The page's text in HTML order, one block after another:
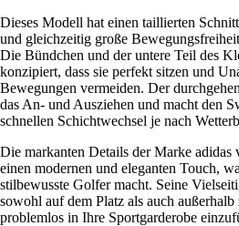
Dieses Modell hat einen taillierten
und gleichzeitig große
Die Bündchen und der untere Teil des
konzipiert, dass sie perfekt sitzen und
Bewegungen vermeiden. Der
das An- und Ausziehen und macht den
schnellen Schichtwechsel je nach
Die markanten Details der Marke adidas
einen modernen und eleganten Touch,
stilbewusste Golfer macht. Seine
sowohl auf dem Platz als auch außerhalb
problemlos in Ihre Sportgarderobe